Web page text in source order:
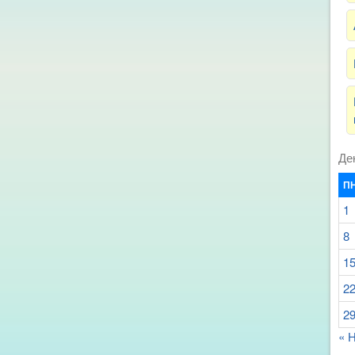
1
8
«